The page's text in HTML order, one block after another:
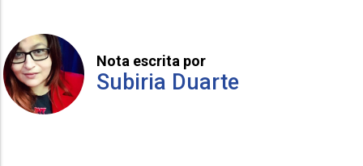
Nota escrita por
Subiria Duarte